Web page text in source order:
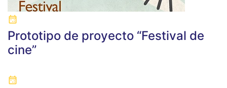
Prototipo de proyecto “Festival de
cine”